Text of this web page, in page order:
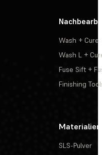
Wash + Cure
Wash L +
Fuse Sift +
Finishing
Materialien
SLS-Pulver